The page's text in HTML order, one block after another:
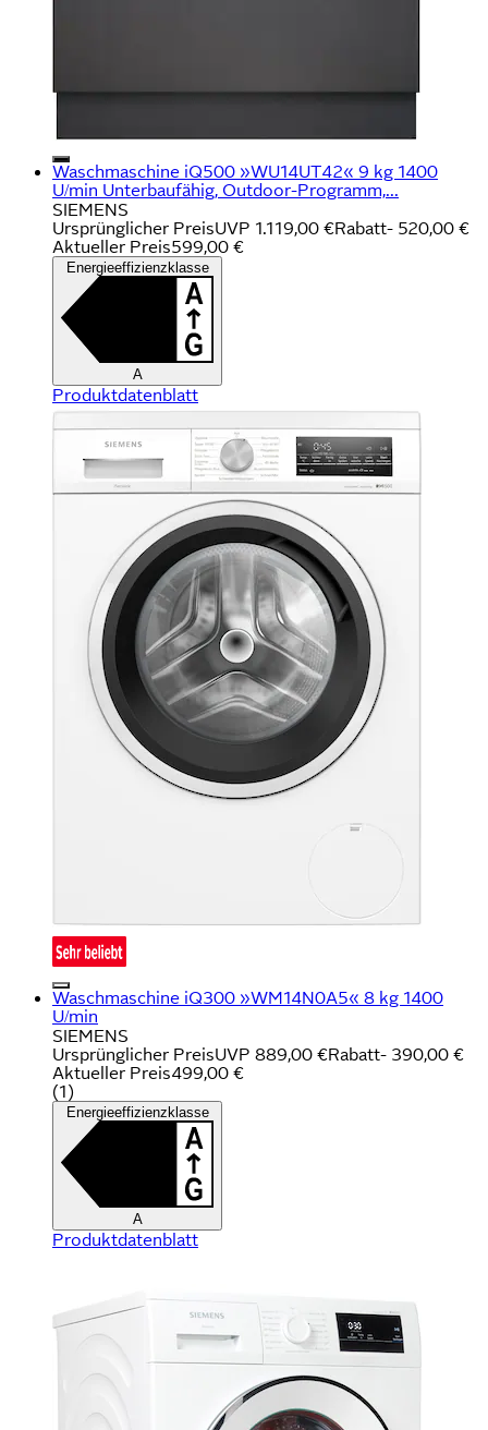
Waschmaschine iQ500 »WU14UT42« 9 kg 1400
U/min Unterbaufähig, Outdoor-Programm,...
SIEMENS
Ursprünglicher PreisUVP 1.119,00 €Rabatt- 520,00 €
Aktueller Preis599,00 €
Energieeffizienzklasse
A
Produktdatenblatt
Waschmaschine iQ300 »WM14N0A5« 8 kg 1400
U/min
SIEMENS
Ursprünglicher PreisUVP 889,00 €Rabatt- 390,00 €
Aktueller Preis499,00 €
(1)
Energieeffizienzklasse
A
Produktdatenblatt